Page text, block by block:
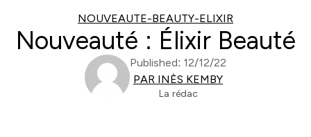
NOUVEAUTE-BEAUTY-ELIXIR
Nouveauté : Élixir Beauté
Published: 12/12/22
PAR INÈS KEMBY
La rédac